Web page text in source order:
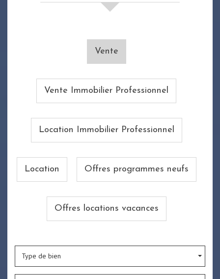
Vente
Vente Immobilier Professionnel
Location Immobilier Professionnel
Location Offres programmes neufs
Offres locations vacances
Type de bien